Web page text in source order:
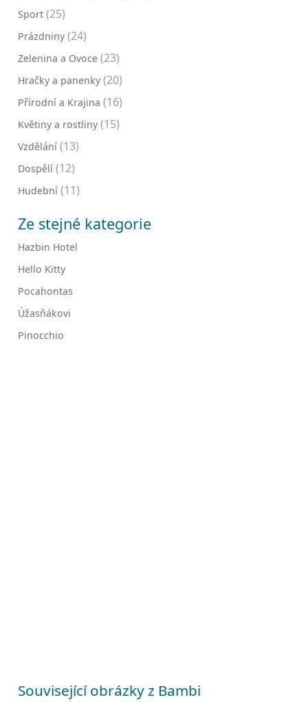
Sport (25)
Prázdniny (24)
Zelenina a Ovoce (23)
Hračky a panenky (20)
Přírodní a Krajina (16)
Květiny a rostliny (15)
Vzdělání (13)
Dospělí (12)
Hudební (11)
Ze stejné kategorie
Hazbin Hotel
Hello Kitty
Pocahontas
Úžasňákovi
Pinocchio
Související obrázky z Bambi